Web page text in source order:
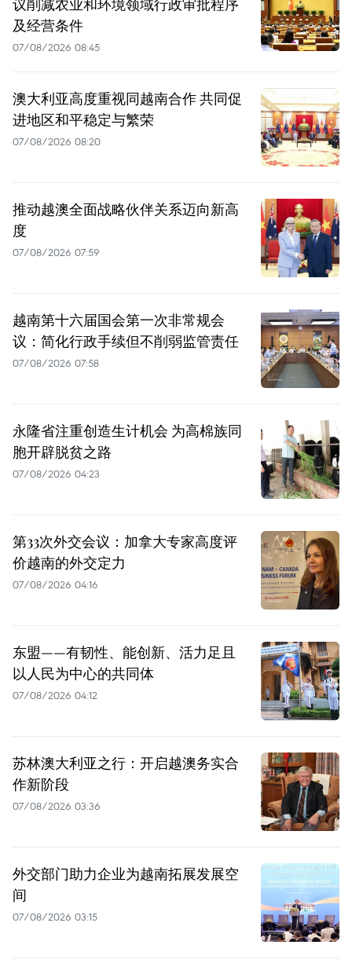
及经营条件
07/08/2026 08:45
澳大利亚高度重视同越南合作 共同促
进地区和平稳定与繁荣
07/08/2026 08:20
推动越澳全面战略伙伴关系迈向新高
度
07/08/2026 07:59
越南第十六届国会第一次非常规会
议：简化行政手续但不削弱监管责任
07/08/2026 07:58
永隆省注重创造生计机会 为高棉族同
胞开辟脱贫之路
07/08/2026 04:23
第33次外交会议：加拿大专家高度评
价越南的外交定力
07/08/2026 04:16
东盟——有韧性、能创新、活力足且
以人民为中心的共同体
07/08/2026 04:12
苏林澳大利亚之行：开启越澳务实合
作新阶段
07/08/2026 03:36
外交部门助力企业为越南拓展发展空
间
07/08/2026 03:15